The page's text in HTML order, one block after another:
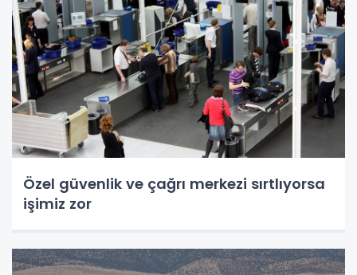
Özel güvenlik ve çağrı merkezi sırtlıyorsa
işimiz zor